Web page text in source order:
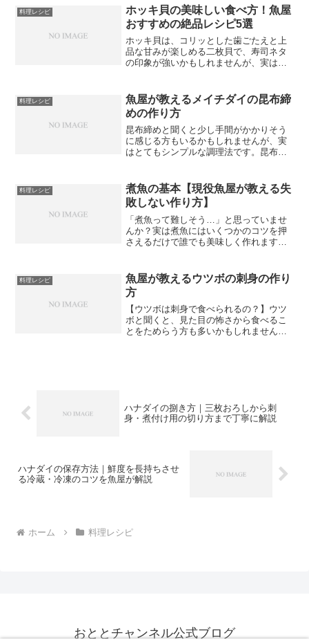
く仕上がります。余分な脂や臭みが酒と
ともに蒸発するため素材の...
料理レシピ
ホッキ貝の美味しい食べ方！魚屋
おすすめの絶品レシピ5選
ホッキ貝は、コリッとした歯ごたえと上
品な甘みが楽しめる二枚貝で、寿司ネタ
の印象が強いかもしれませんが、実は刺
みがぐっと引き立ち、汁物や炊き込みご
飯、バター焼きなど、和洋問...
料理レシピ
魚屋が教えるメイチダイの昆布締
めの作り方
昆布締めと聞くと少し手間がかかりそう
に感じる方もいるかもしれませんが、実
はとてもシンプルな調理法です。昆布と
ことができます。魚屋として長年メイチ
ダイを扱ってきた経験から...
料理レシピ
煮魚の基本【現役魚屋が教える失
敗しない作り方】
「煮魚って難しそう…」と思っていませ
んか？実は煮魚にはいくつかのコツを押
さえるだけで誰でも美味しく作れます。
魚まず煮魚に向いている魚を知っておき
ましょう。カレイ・サバ・...
料理レシピ
魚屋が教えるウツボの刺身の作り
方
【ウツボは刺身で食べられるの？】ウツ
ボと聞くと、見た目の怖さから食べるこ
とをためらう方も多いかもしれません。
ハナダイの捌き方｜三枚おろしから刺
身・煮付け用の切り方まで丁寧に解説
ハナダイの保存方法｜鮮度を長持ちさせ
る冷蔵・冷凍のコツを魚屋が解説
ホーム 料理レシピ
おととチャンネル公式ブログ